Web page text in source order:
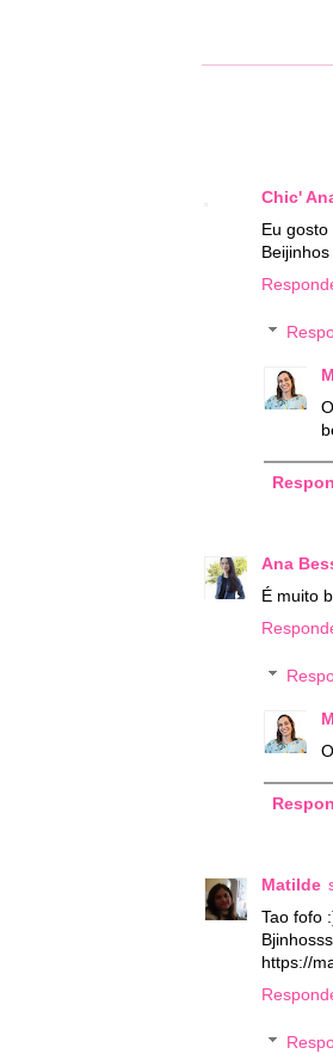
Chic'
Eu
Beijinhos
Ana
É muito
Matilde
Tao fofo
Bjinhosss
https://